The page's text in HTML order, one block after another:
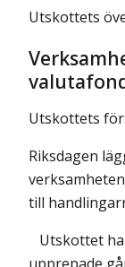
Utskottets
Utskottets
Riksdagen
till
Utskottet
upprepade